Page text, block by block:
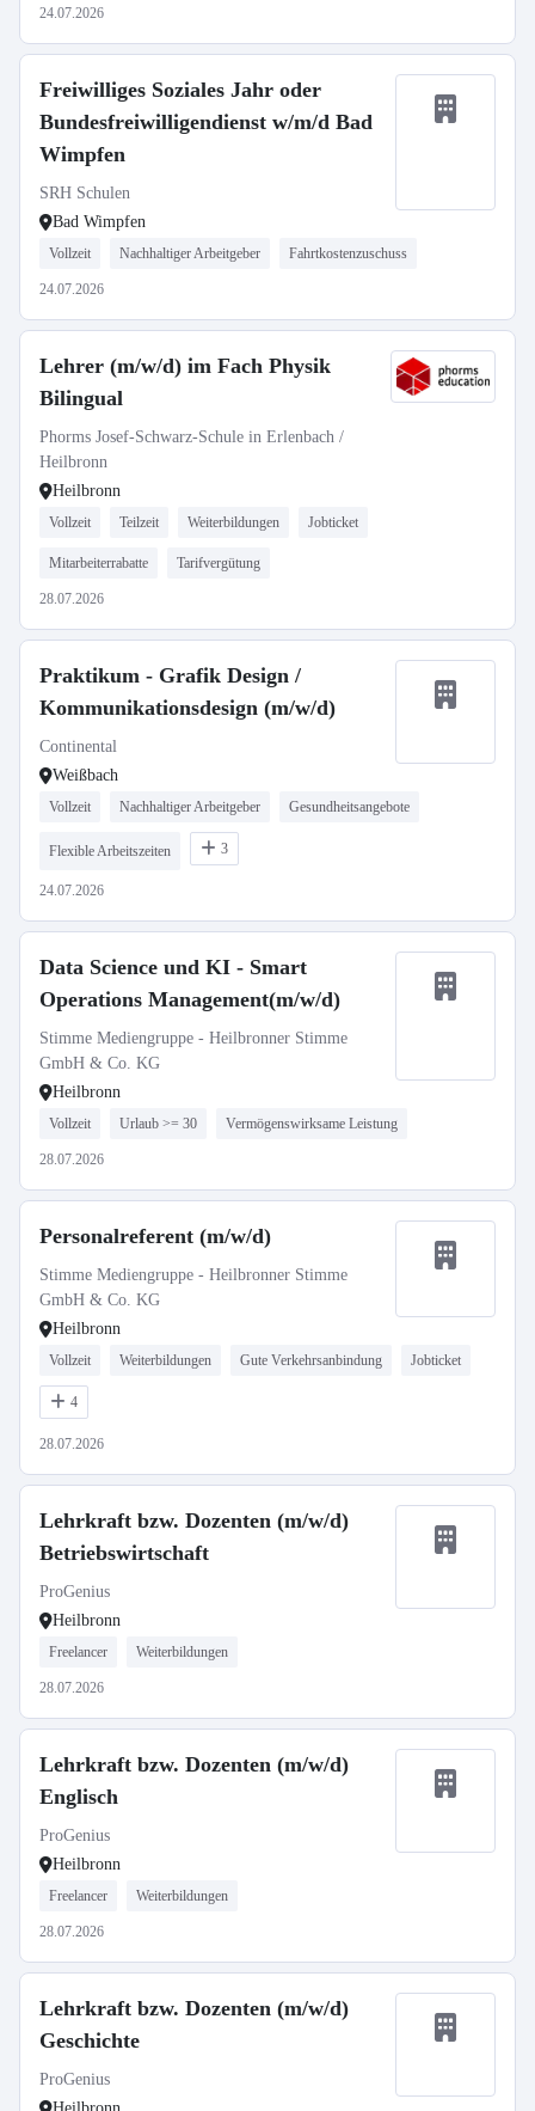
24.07.2026
Freiwilliges Soziales Jahr oder
Bundesfreiwilligendienst w/m/d Bad
Wimpfen
SRH Schulen
Bad Wimpfen
Vollzeit Nachhaltiger Arbeitgeber Fahrtkostenzuschuss
24.07.2026
Lehrer (m/w/d) im Fach Physik
Bilingual
Phorms Josef-Schwarz-Schule in Erlenbach /
Heilbronn
Heilbronn
Vollzeit Teilzeit Weiterbildungen Jobticket
Mitarbeiterrabatte Tarifvergütung
28.07.2026
Praktikum - Grafik Design /
Kommunikationsdesign (m/w/d)
Continental
Weißbach
Vollzeit Nachhaltiger Arbeitgeber Gesundheitsangebote
Flexible Arbeitszeiten 3
24.07.2026
Data Science und KI - Smart
Operations Management(m/w/d)
Stimme Mediengruppe - Heilbronner Stimme
GmbH & Co. KG
Heilbronn
Vollzeit Urlaub >= 30 Vermögenswirksame Leistung
28.07.2026
Personalreferent (m/w/d)
Stimme Mediengruppe - Heilbronner Stimme
GmbH & Co. KG
Heilbronn
Vollzeit Weiterbildungen Gute Verkehrsanbindung Jobticket
4
28.07.2026
Lehrkraft bzw. Dozenten (m/w/d)
Betriebswirtschaft
ProGenius
Heilbronn
Freelancer Weiterbildungen
28.07.2026
Lehrkraft bzw. Dozenten (m/w/d)
Englisch
ProGenius
Heilbronn
Freelancer Weiterbildungen
28.07.2026
Lehrkraft bzw. Dozenten (m/w/d)
Geschichte
ProGenius